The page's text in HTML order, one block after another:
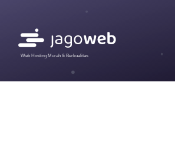
Web Hosting Murah & Berkualitas